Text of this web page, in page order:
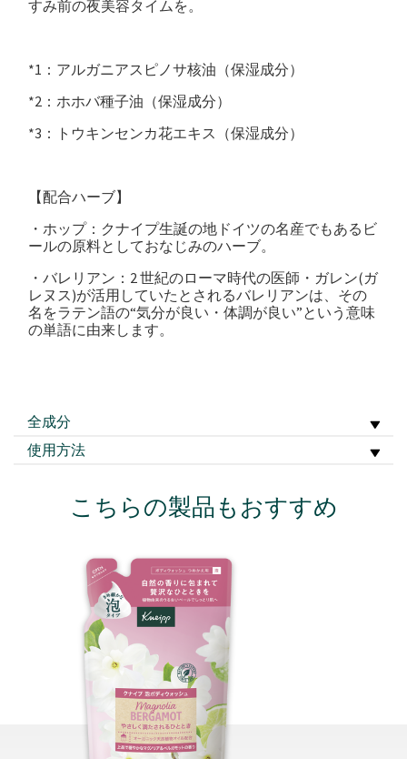
すみ前の夜美容タイムを。
*1：アルガニアスピノサ核油（保湿成分）
*2：ホホバ種子油（保湿成分）
*3：トウキンセンカ花エキス（保湿成分）
【配合ハーブ】
・ホップ：クナイプ生誕の地ドイツの名産でもあるビ
ールの原料としておなじみのハーブ。
・バレリアン：2 世紀のローマ時代の医師・ガレン(ガ
レヌス)が活用していたとされるバレリアンは、その
名をラテン語の“気分が良い・体調が良い”という意味
の単語に由来します。
全成分
使用方法
こちらの製品もおすすめ